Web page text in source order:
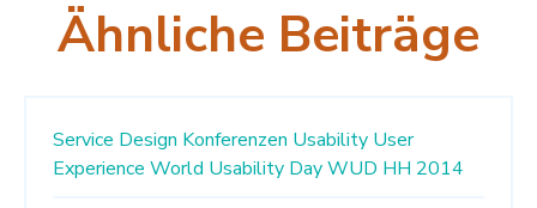
Ähnliche Beiträge
Service Design Konferenzen Usability User
Experience World Usability DayWUD HH 2014